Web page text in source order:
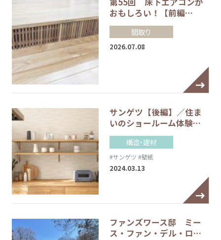
おもしろい！【前編…
間取り
2026.07.08
サンゲツ【後編】／住ま
いのショールーム体験…
構造・建材
#サンゲツ #壁紙
2024.03.13
ファンズワース邸 ミー
ス・ファン・デル・ロ…